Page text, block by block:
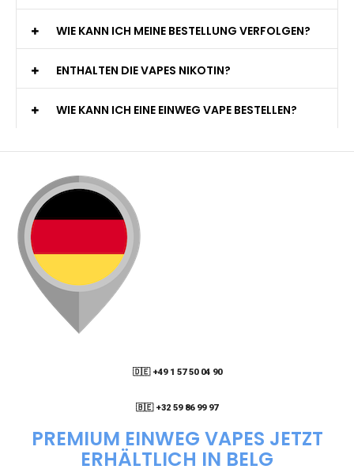
WIE KANN ICH MEINE BESTELLUNG VERFOLGEN?
ENTHALTEN DIE VAPES NIKOTIN?
WIE KANN ICH EINE EINWEG VAPE BESTELLEN?
🇩🇪 +49 1 57 50 04 90
🇧🇪 +32 59 86 99 97
PREMIUM EINWEG VAPES JETZT
ERHÄLTLICH IN BELG